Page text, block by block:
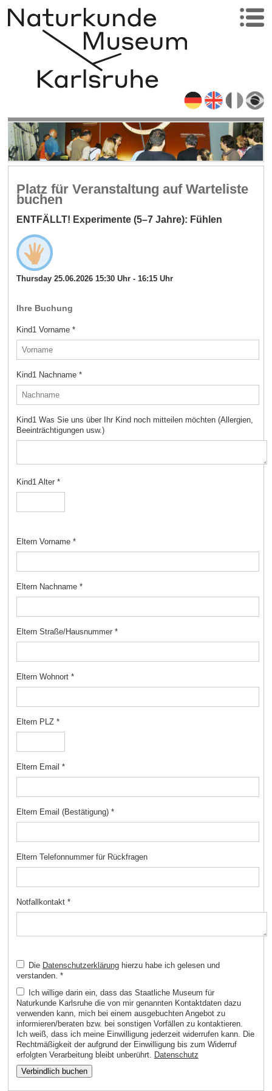
Platz für Veranstaltung auf Warteliste
buchen
ENTFÄLLT! Experimente (5–7 Jahre): Fühlen
Thursday 25.06.2026 15:30 Uhr - 16:15 Uhr
Ihre Buchung
Kind1 Vorname *
Kind1 Nachname *
Kind1 Was Sie uns über Ihr Kind noch mitteilen möchten (Allergien,
Beeinträchtigungen usw.)
Kind1 Alter *
Eltern Vorname *
Eltern Nachname *
Eltern Straße/Hausnummer *
Eltern Wohnort *
Eltern PLZ *
Eltern Email *
Eltern Email (Bestätigung) *
Eltern Telefonnummer für Rückfragen
Notfallkontakt *
Die Datenschutzerklärunghierzu habe ich gelesen und
verstanden. *
Ich willige darin ein, dass das Staatliche Museum für
Naturkunde Karlsruhe die von mir genannten Kontaktdaten dazu
verwenden kann, mich bei einem ausgebuchten Angebot zu
informieren/beraten bzw. bei sonstigen Vorfällen zu kontaktieren.
Ich weiß, dass ich meine Einwilligung jederzeit widerrufen kann. Die
Rechtmäßigkeit der aufgrund der Einwilligung bis zum Widerruf
erfolgten Verarbeitung bleibt unberührt. Datenschutz
Verbindlich buchen